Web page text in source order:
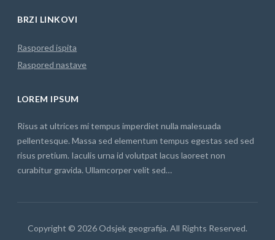
BRZI LINKOVI
Raspored ispita
Raspored nastave
LOREM IPSUM
Risus at ultrices mi tempus imperdiet nulla malesuada
pellentesque. Massa sed elementum tempus egestas sed sed
risus pretium. Iaculis urna id volutpat lacus laoreet non
curabitur gravida. Ullamcorper velit sed…
Copyright © 2026 Odsjek geografija. All Rights Reserved.